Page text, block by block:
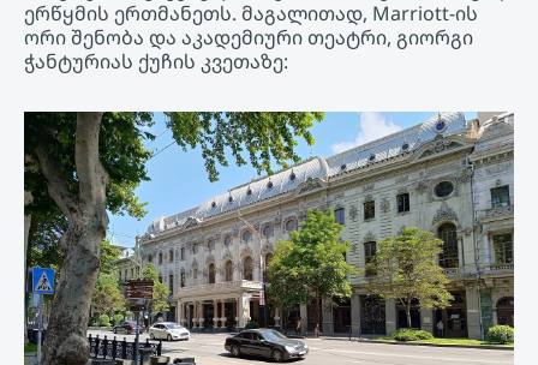
ერწყმის ერთმანეთს. მაგალითად, Marriott-ის
ორი შენობა და აკადემიური თეატრი, გიორგი
ჭანტურიას ქუჩის კვეთაზე: